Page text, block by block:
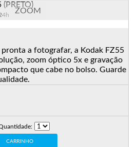
ZOOM
pronta a fotografar, a Kodak FZ55
zoom óptico 5x e gravação
que cabe no bolso. Guarde
CARRINHO